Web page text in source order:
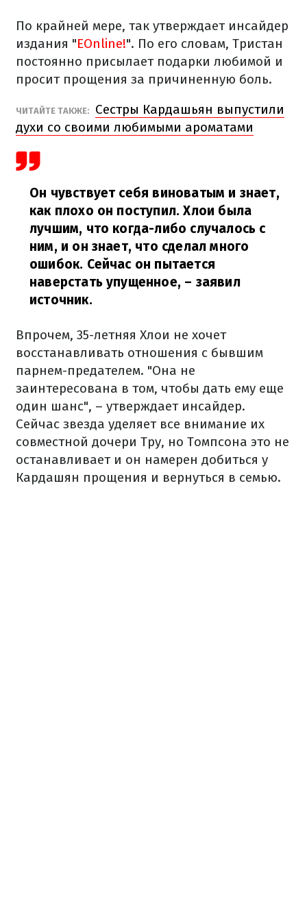
По крайней мере, так утверждает инсайдер
издания "EOnline!". По его словам, Тристан
постоянно присылает подарки любимой и
просит прощения за причиненную боль.
ЧИТАЙТЕ ТАКЖЕ:
Сестры Кардашьян выпустили
духи со своими любимыми ароматами
Он чувствует себя виноватым и знает,
как плохо он поступил. Хлои была
лучшим, что когда-либо случалось с
ним, и он знает, что сделал много
ошибок. Сейчас он пытается
наверстать упущенное, – заявил
источник.
Впрочем, 35-летняя Хлои не хочет
восстанавливать отношения с бывшим
парнем-предателем. "Она не
заинтересована в том, чтобы дать ему еще
один шанс", – утверждает инсайдер.
Сейчас звезда уделяет все внимание их
совместной дочери Тру, но Томпсона это не
останавливает и он намерен добиться у
Кардашян прощения и вернуться в семью.